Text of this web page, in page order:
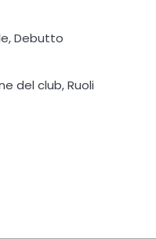
Debutto
del club, Ruoli